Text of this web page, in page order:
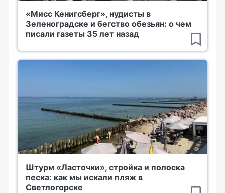
«Мисс Кенигсберг», нудисты в
Зеленоградске и бегство обезьян: о чем
писали газеты 35 лет назад
Штурм «Ласточки», стройка и полоска
песка: как мы искали пляж в
Светлогорске